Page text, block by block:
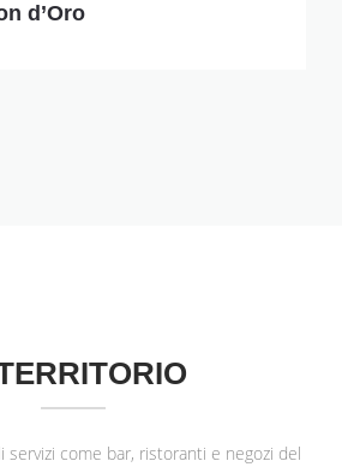
d’Oro
servizi come bar, ristoranti e negozi del